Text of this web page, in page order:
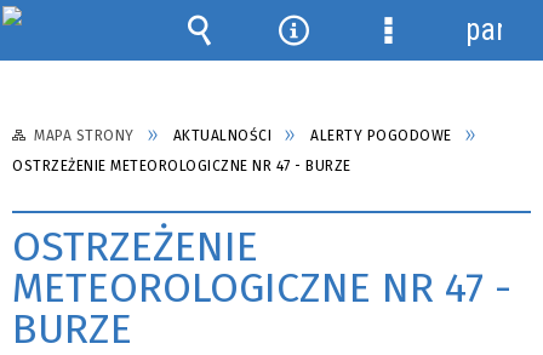
MAPA STRONY AKTUALNOŚCI
ALERTY POGODOWE
OSTRZEŻENIE METEOROLOGICZNE NR 47 - BURZE
OSTRZEŻENIE
METEOROLOGICZNE NR 47 -
BURZE
Wyszukiwarka
NarzędziaMenu
panel